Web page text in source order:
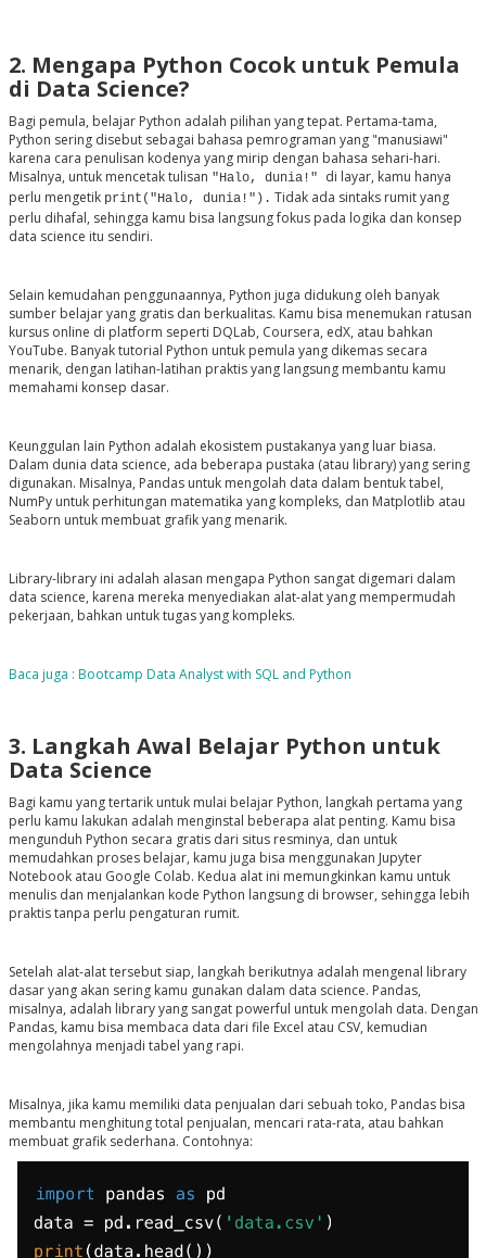
2. Mengapa Python Cocok untuk Pemula
di Data Science?
Bagi pemula, belajar Python adalah pilihan yang tepat. Pertama-tama,
Python sering disebut sebagai bahasa pemrograman yang "manusiawi"
karena cara penulisan kodenya yang mirip dengan bahasa sehari-hari.
Misalnya, untuk mencetak tulisan "Halo, dunia!"
di layar, kamu hanya
perlu mengetik print("Halo, dunia!"). Tidak ada sintaks rumit yang
perlu dihafal, sehingga kamu bisa langsung fokus pada logika dan konsep
data science itu sendiri.
Selain kemudahan penggunaannya, Python juga didukung oleh banyak
sumber belajar yang gratis dan berkualitas. Kamu bisa menemukan ratusan
kursus online di platform seperti DQLab, Coursera, edX, atau bahkan
YouTube. Banyak tutorial Python untuk pemula yang dikemas secara
menarik, dengan latihan-latihan praktis yang langsung membantu kamu
memahami konsep dasar.
Keunggulan lain Python adalah ekosistem pustakanya yang luar biasa.
Dalam dunia data science, ada beberapa pustaka (atau library) yang sering
digunakan. Misalnya, Pandas untuk mengolah data dalam bentuk tabel,
NumPy untuk perhitungan matematika yang kompleks, dan Matplotlib atau
Seaborn untuk membuat grafik yang menarik.
Library-library ini adalah alasan mengapa Python sangat digemari dalam
data science, karena mereka menyediakan alat-alat yang mempermudah
pekerjaan, bahkan untuk tugas yang kompleks.
Baca juga : Bootcamp Data Analyst with SQL and Python
3. Langkah Awal Belajar Python untuk
Data Science
Bagi kamu yang tertarik untuk mulai belajar Python, langkah pertama yang
perlu kamu lakukan adalah menginstal beberapa alat penting. Kamu bisa
mengunduh Python secara gratis dari situs resminya, dan untuk
memudahkan proses belajar, kamu juga bisa menggunakan Jupyter
Notebook atau Google Colab. Kedua alat ini memungkinkan kamu untuk
menulis dan menjalankan kode Python langsung di browser, sehingga lebih
praktis tanpa perlu pengaturan rumit.
Setelah alat-alat tersebut siap, langkah berikutnya adalah mengenal library
dasar yang akan sering kamu gunakan dalam data science. Pandas,
misalnya, adalah library yang sangat powerful untuk mengolah data. Dengan
Pandas, kamu bisa membaca data dari file Excel atau CSV, kemudian
mengolahnya menjadi tabel yang rapi.
Misalnya, jika kamu memiliki data penjualan dari sebuah toko, Pandas bisa
membantu menghitung total penjualan, mencari rata-rata, atau bahkan
membuat grafik sederhana. Contohnya: